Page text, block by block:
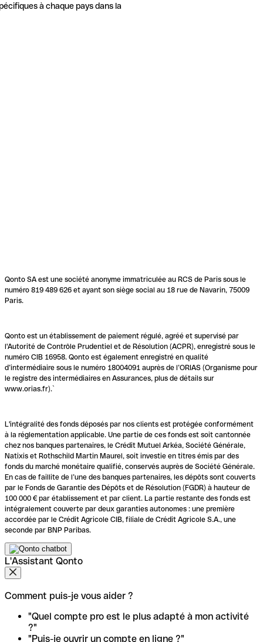
à chaque pays dans la
Qonto SA est une société anonyme immatriculée au RCS de Paris sous le
numéro 819 489 626 et ayant son siège social au 18 rue de Navarin, 75009
Paris.
Qonto est un établissement de paiement régulé, agréé et supervisé par
l'Autorité de Contrôle Prudentiel et de Résolution (ACPR), enregistré sous le
numéro CIB 16958. Qonto est également enregistré en qualité
d’intermédiaire sous le numéro 18004091 auprès de l’ORIAS (Organisme pour
le registre des intermédiaires en Assurances, plus de détails sur
www.orias.fr).`
L'intégralité des fonds déposés par nos clients est protégée conformément
à la réglementation applicable. Une partie de ces fonds est soit cantonnée
chez nos banques partenaires, le Crédit Mutuel Arkéa, Société Générale,
Natixis et Rothschild Martin Maurel, soit investie en titres émis par des
fonds du marché monétaire qualifié, conservés auprès de Société Générale.
En cas de faillite de l’une des banques partenaires, les dépôts sont couverts
par le Fonds de Garantie des Dépôts et de Résolution (FGDR) à hauteur de
100 000 € par établissement et par client. La partie restante des fonds est
intégralement couverte par deux garanties autonomes : une première
accordée par le Crédit Agricole CIB, filiale de Crédit Agricole S.A., une
seconde par BNP Paribas.
L'Assistant Qonto
Comment puis-je vous aider ?
"Quel compte pro est le plus adapté à mon activité
?"
"Puis-je ouvrir un compte en ligne ?"